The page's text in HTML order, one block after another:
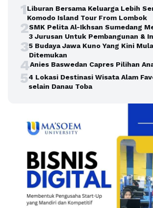
1Liburan Bersama Keluarga Lebih
Komodo Island Tour From Lombok
2SMK Pelita Al-Ikhsan Sumedang
3 Jurusan Untuk Pembangunan &
35 Budaya Jawa Kuno Yang Kini
Ditemukan
4Anies Baswedan Capres Pilihan
54 Lokasi Destinasi Wisata Alam
selain Danau Toba